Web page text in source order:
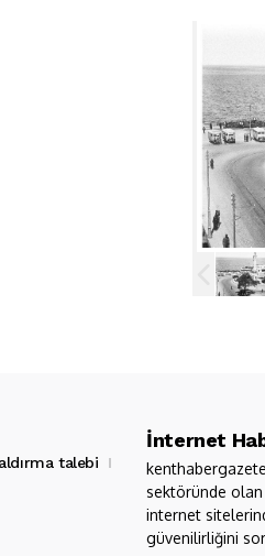
talebi
İnternet
sektöründe
internet
güvenilirliğini